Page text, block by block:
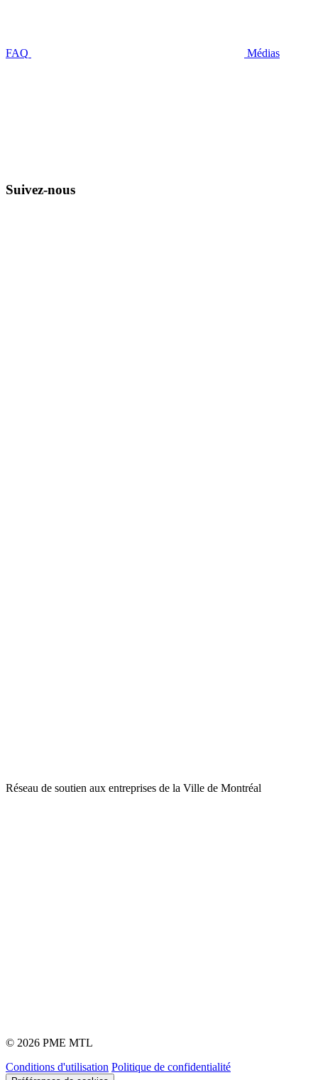
FAQ Médias
Suivez-nous
Réseau de soutien aux entreprises de la Ville de Montréal
© 2026 PME MTL
Conditions d'utilisation Politique de confidentialité